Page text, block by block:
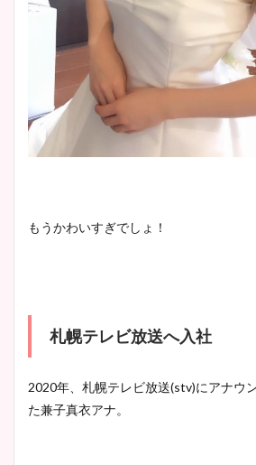
もうかわいすぎでしょ！
札幌テレビ放送へ入社
2020年、札幌テレビ放送(stv)にアナウ
た兼子真衣アナ。